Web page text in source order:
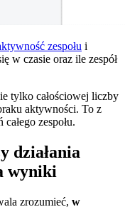
zespołu i
w czasie oraz ile zespół
tylko całościowej liczby
aktywności. To z
zespołu.
działania
wyniki
zrozumieć, w